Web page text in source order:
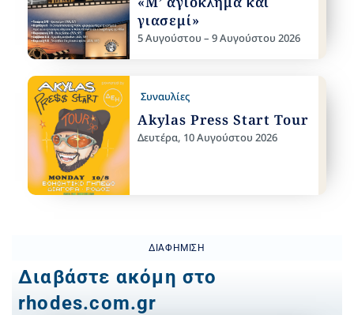
γιασεμί»
5 Αυγούστου – 9 Αυγούστου 2026
Συναυλίες
Akylas Press Start Tour
Δευτέρα, 10 Αυγούστου 2026
ΔΙΑΦΉΜΙΣΗ
Διαβάστε ακόμη στο
rhodes.com.gr